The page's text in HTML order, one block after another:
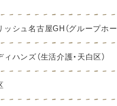
ッシュ名古屋GH（グループホー
ハンズ（生活介護・天白区）